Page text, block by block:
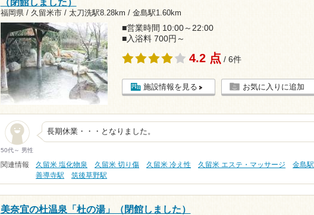
福岡県 / 久留米市 / 太刀洗駅8.28km / 金島駅1.60km
■営業時間 10:00～22:00
■入浴料 700円～
4.2 点 / 6件
施設情報を見る お気に入りに追加
50代～ 男性
長期休業・・・となりました。
関連情報 久留米 塩化物泉 久留米 切り傷 久留米 冷え性 久留米 エステ・マッサージ 金島駅
善導寺駅
筑後草野駅
美奈宜の杜温泉「杜の湯」（閉館しました）